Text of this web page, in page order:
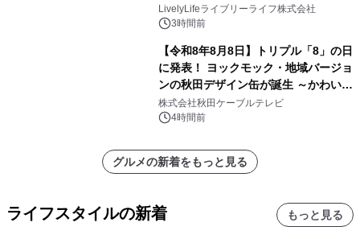
8月10日より開催
LivelyLifeライブリーライフ株式会社
3時間前
【令和8年8月8日】トリプル「8」の日
に発表！ ヨックモック・地域バージョ
ンの秋田デザイン缶が誕生 ～かわいい
秋田犬の子犬と秋田の四季と名所を巡
るパッケージ～ 9月1日(火)秋田県内で
株式会社秋田ケーブルテレビ
4時間前
グルメの新着をもっと見る
ライフスタイルの新着 もっと見る